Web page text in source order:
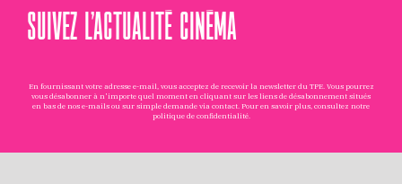
SUIVEZ L’ACTUALITÉ CINÉMA
En fournissant votre adresse e-mail, vous acceptez de recevoir la newsletter du TPE. Vous pourrez
vous désabonner à n'importe quel moment en cliquant sur les liens de désabonnement situés
en bas de nos e-mails ou sur simple demande via contact. Pour en savoir plus, consultez notre
politique de confidentialité.